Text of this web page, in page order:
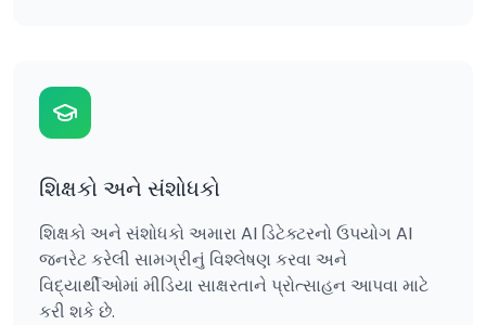
શિક્ષકો અને સંશોધકો
શિક્ષકો અને સંશોધકો અમારા AI ડિટેક્ટરનો ઉપયોગ AI
જનરેટ કરેલી સામગ્રીનું વિશ્લેષણ કરવા અને
વિદ્યાર્થીઓમાં મીડિયા સાક્ષરતાને પ્રોત્સાહન આપવા માટે
કરી શકે છે.